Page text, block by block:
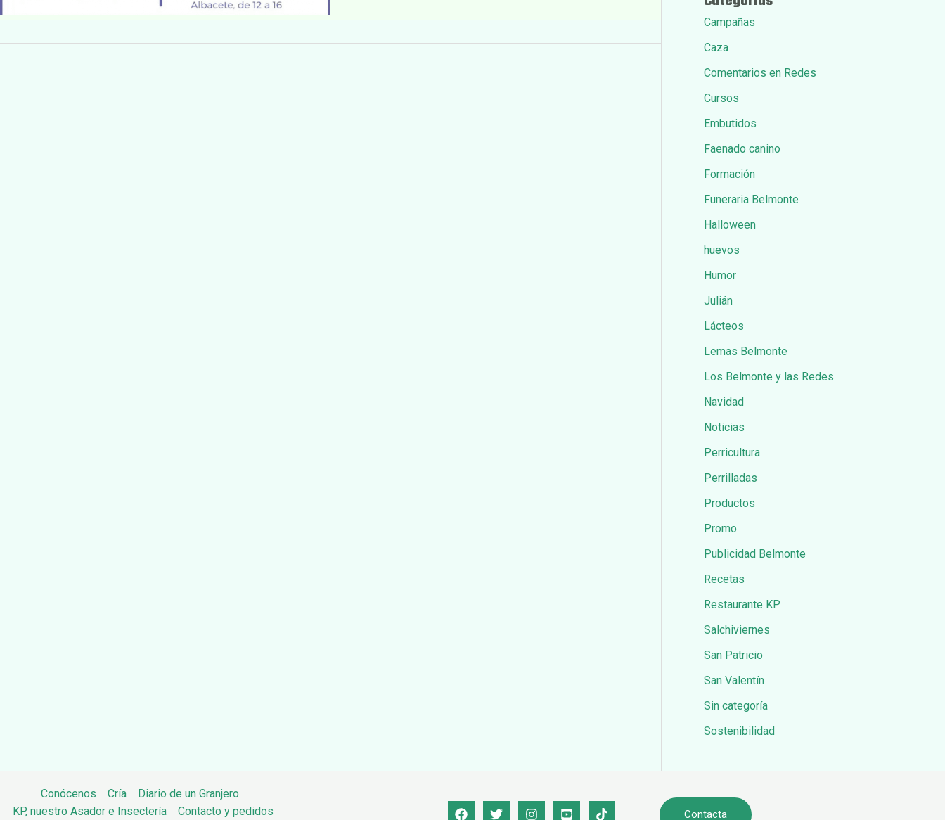
Campañas
Caza
Comentarios en Redes
Cursos
Embutidos
Faenado canino
Formación
Funeraria Belmonte
Halloween
huevos
Humor
Julián
Lácteos
Lemas Belmonte
Los Belmonte y las Redes
Navidad
Noticias
Perricultura
Perrilladas
Productos
Promo
Publicidad Belmonte
Recetas
Restaurante KP
Salchiviernes
San Patricio
San Valentín
Sin categoría
Sostenibilidad
Conócenos Cría
Diario de un Granjero
KP, nuestro Asador e Insectería
Contacto y pedidos Contacta